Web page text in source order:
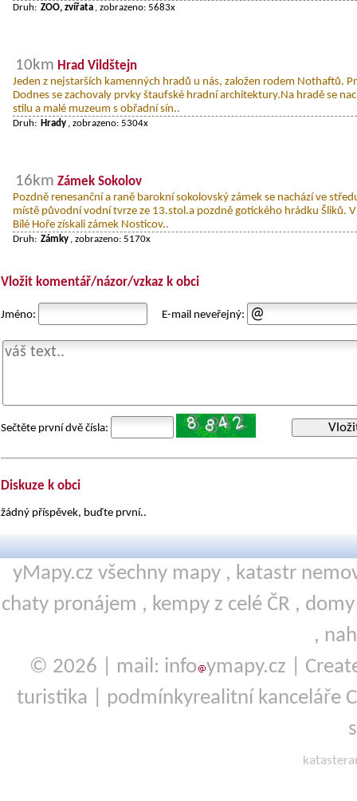
Druh: ZOO, zvířata , zobrazeno: 5683x
10km Hrad Vildštejn
Jeden z nejstarších kamenných hradů u nás, založen rodem Nothaftů.
Dodnes se zachovaly prvky štaufské hradní architektury.Na hradě se
stilu a malé muzeum s obřadní sín..
Druh: Hrady , zobrazeno: 5304x
16km Zámek Sokolov
Pozdně renesanční a raně barokní sokolovský zámek se nachází ve
místě původní vodní tvrze ze 13.stol.a pozdně gotického hrádku Šliků.
Bílé Hoře získali zámek Nosticov..
Druh: Zámky , zobrazeno: 5170x
Vložit komentář/názor/vzkaz k obci
Jméno: E-mail neveřejný:
Sečtěte první dvě čísla:
Diskuze k obci
žádný příspěvek, buďte první..
yMapy.cz všechny mapy , katastr
chaty pronájem , kempy z celé ČR ,
,
© 2026 | mail: info ymapy.cz |
turistika
podmínkyrealitní kanceláře